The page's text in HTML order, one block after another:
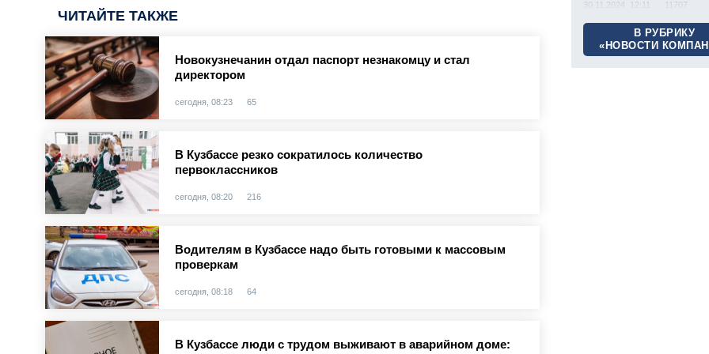
ЧИТАЙТЕ ТАКЖЕ
Новокузнечанин отдал паспорт незнакомцу и стал
директором
сегодня, 08:23 65
В Кузбассе резко сократилось количество
первоклассников
сегодня, 08:20 216
Водителям в Кузбассе надо быть готовыми к массовым
проверкам
сегодня, 08:18 64
В Кузбассе люди с трудом выживают в аварийном доме:
30.11.2024 12:11 11707
В РУБРИКУ
«НОВОСТИ